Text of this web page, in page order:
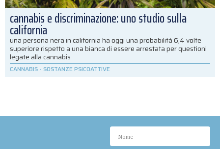
cannabis e discriminazione: uno studio sulla
california
una persona nera in california ha oggi una probabilità 6,4 volte
superiore rispetto a una bianca di essere arrestata per questioni
legate alla cannabis
CANNABIS - SOSTANZE PSICOATTIVE